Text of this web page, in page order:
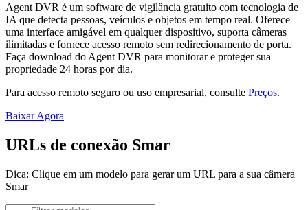
Agent DVR é um software de vigilância gratuito com tecnologia de
IA que detecta pessoas, veículos e objetos em tempo real. Oferece
uma interface amigável em qualquer dispositivo, suporta câmeras
ilimitadas e fornece acesso remoto sem redirecionamento de porta.
Faça download do Agent DVR para monitorar e proteger sua
propriedade 24 horas por dia.
Para acesso remoto seguro ou uso empresarial, consulte Preços.
Baixar Agora
URLs de conexão Smar
Dica: Clique em um modelo para gerar um URL para a sua câmera
Smar